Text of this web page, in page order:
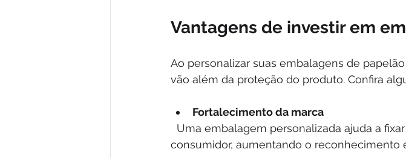
Vantagens de investir em
Ao personalizar suas embalagens de
vão além da proteção do produto. Confira
Fortalecimento da marca
consumidor, aumentando o reconhecimento